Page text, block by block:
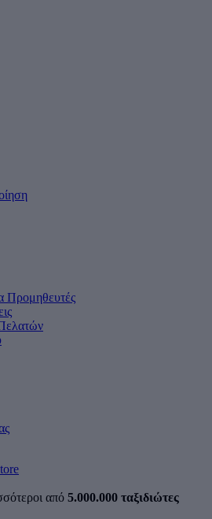
Προμηθευτές
από 5.000.000 ταξιδιώτες